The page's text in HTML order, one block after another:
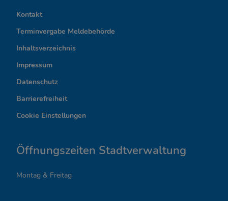
n
t
e
r
e
s
a
t
Kontakt
Terminvergabe Meldebehörde
Inhaltsverzeichnis
Impressum
Datenschutz
Barrierefreiheit
Cookie Einstellungen
Öffnungszeiten Stadtverwaltung
Montag & Freitag